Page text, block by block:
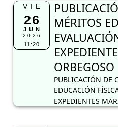
VIE
26
JUN
2026
11:20
MÉRITOS
ORBEGOSO
PUBLICACIÓN DE
EDUCACIÓN
EXPEDIENTES